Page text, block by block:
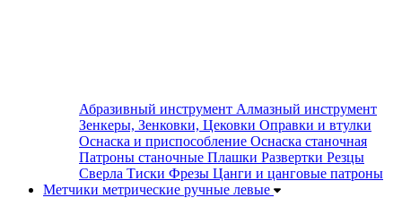
Абразивный инструмент Алмазный инструмент
Зенкеры, Зенковки, Цековки Оправки и втулки
Оснаска и приспособление Оснаска станочная
Патроны станочные Плашки Развертки Резцы
Сверла Тиски Фрезы Цанги и цанговые патроны
Метчики метрические ручные левые